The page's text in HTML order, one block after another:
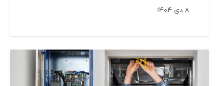
۸ دی ۱۴۰۴